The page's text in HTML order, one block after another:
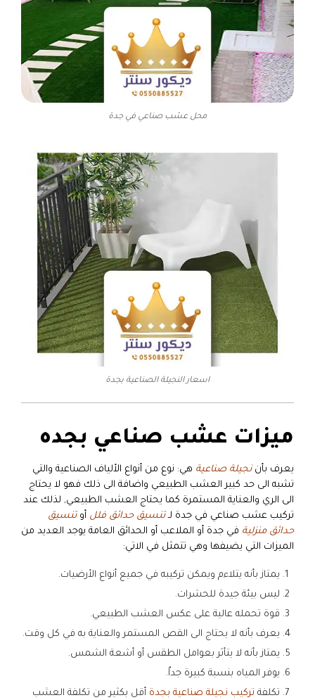
محل عشب صناعي في جدة
اسعار النجيلة الصناعية بجدة
ميزات عشب صناعي بجده
يعرف بأننجيلة صناعية هي: نوع من أنواع الألياف الصناعية والتي
تشبه الى حد كبير العشب الطبيعي واضافة الى ذلك فهو لا يحتاج
الى الري والعناية المستمرة كما يحتاج العشب الطبيعي, لذلك عند
تركيب عشب صناعي في جدة لـتنسيق حدائق فلل أوتنسيق
حدائق منزلية في جدة أو الملاعب أو الحدائق العامة يوجد العديد من
الميزات التي يضيفها وهي تتمثل في الاتي:
يمتاز بأنه يتلاءم ويمكن تركيبه في جميع أنواع الأرضيات.
ليس بيئة جيدة للحشرات.
قوة تحمله عالية على عكس العشب الطبيعي.
يعرف بأنه لا يحتاج الى القص المستمر والعناية به في كل وقت.
يمتاز بأنه لا يتأثر بعوامل الطقس أو أشعة الشمس.
يوفر المياه بنسبة كبيرة جداٌ.
تكلفة تركيب نجيلة صناعية بجدة أقل بكثير من تكلفة العشب